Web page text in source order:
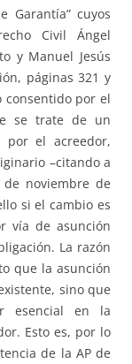
Garantía” cuyos
Civil Ángel
y Manuel Jesús
páginas 321 y
consentido por el
se trate de un
por el acreedor,
–citando a
noviembre de
si el cambio es
vía de asunción
La razón
que la asunción
sino que
esencial en la
Esto es, por lo
de la AP de